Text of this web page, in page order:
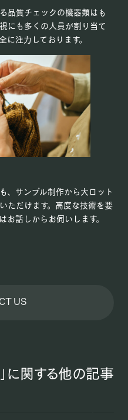
品質チェックの機器類はも
にも多くの人員が割り当て
に注力しております。
、サンプル制作から大ロット
ただけます。高度な技術を要
お話しからお伺いします。
US
に関する他の記事